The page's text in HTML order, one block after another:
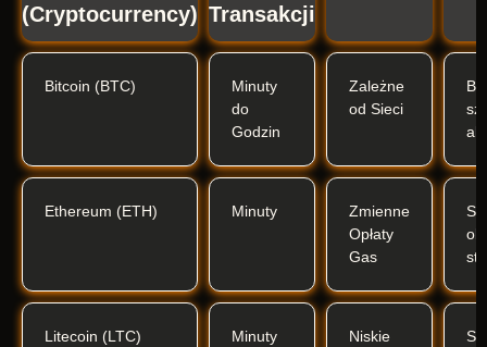
(Cryptocurrency) Transakcji
Bitcoin (BTC)
Minuty
do
Godzin
Zależne
od Sieci
Ethereum (ETH) Minuty
Zmienne
Opłaty
Gas
Litecoin (LTC) Minuty Niskie